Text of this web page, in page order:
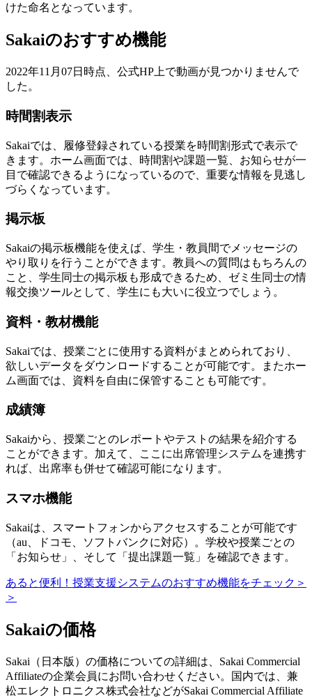
けた命名となっています。
Sakaiのおすすめ機能
2022年11月07日時点、公式HP上で動画が見つかりませんで
した。
時間割表示
Sakaiでは、履修登録されている授業を時間割形式で表示で
きます。ホーム画面では、時間割や課題一覧、お知らせが一
目で確認できるようになっているので、重要な情報を見逃し
づらくなっています。
掲示板
Sakaiの掲示板機能を使えば、学生・教員間でメッセージの
やり取りを行うことができます。教員への質問はもちろんの
こと、学生同士の掲示板も形成できるため、ゼミ生同士の情
報交換ツールとして、学生にも大いに役立つでしょう。
資料・教材機能
Sakaiでは、授業ごとに使用する資料がまとめられており、
欲しいデータをダウンロードすることが可能です。またホー
ム画面では、資料を自由に保管することも可能です。
成績簿
Sakaiから、授業ごとのレポートやテストの結果を紹介する
ことができます。加えて、ここに出席管理システムを連携す
れば、出席率も併せて確認可能になります。
スマホ機能
Sakaiは、スマートフォンからアクセスすることが可能です
（au、ドコモ、ソフトバンクに対応）。学校や授業ごとの
「お知らせ」、そして「提出課題一覧」を確認できます。
あると便利！授業支援システムのおすすめ機能をチェック＞
＞
Sakaiの価格
Sakai（日本版）の価格についての詳細は、Sakai Commercial
Affiliateの企業会員にお問い合わせください。国内では、兼
松エレクトロニクス株式会社などがSakai Commercial Affiliate